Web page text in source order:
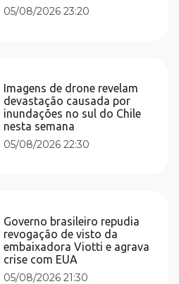
05/08/2026 23:20
Imagens de drone revelam
devastação causada por
inundações no sul do Chile
nesta semana
05/08/2026 22:30
Governo brasileiro repudia
revogação de visto da
embaixadora Viotti e agrava
crise com EUA
05/08/2026 21:30